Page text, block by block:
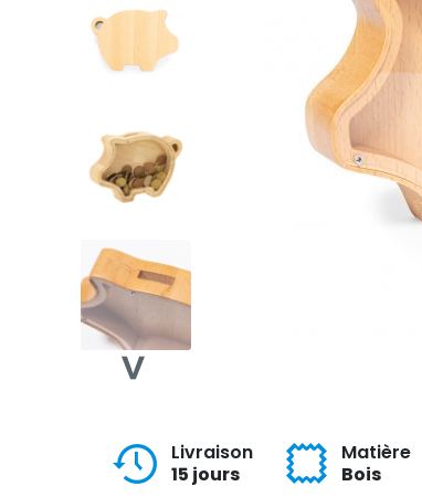
Livraison
15 jours
Matière
Bois